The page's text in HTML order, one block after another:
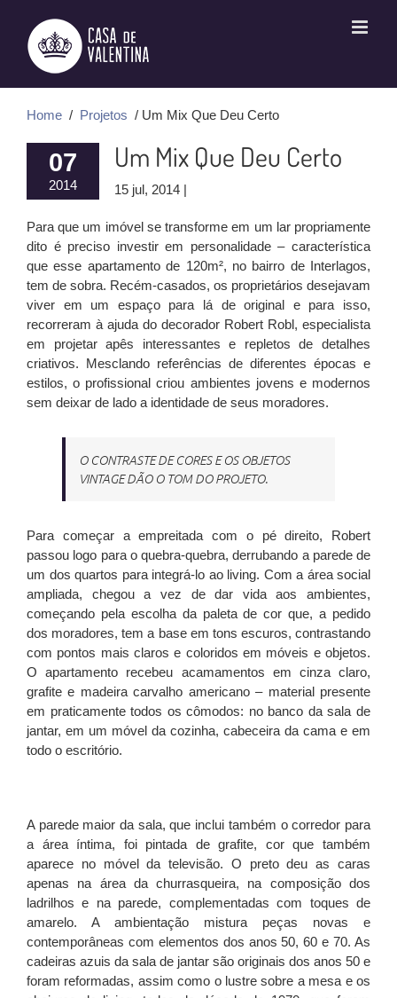
conteúdo
Home / Projetos / Um Mix Que Deu Certo
07
2014
Um Mix Que Deu Certo
15 jul, 2014 |
Para que um imóvel se transforme em um lar propriamente
dito é preciso investir em personalidade – característica
que esse apartamento de 120m², no bairro de Interlagos,
tem de sobra. Recém-casados, os proprietários desejavam
viver em um espaço para lá de original e para isso,
recorreram à ajuda do decorador Robert Robl, especialista
em projetar apês interessantes e repletos de detalhes
criativos. Mesclando referências de diferentes épocas e
estilos, o profissional criou ambientes jovens e modernos
sem deixar de lado a identidade de seus moradores.
O CONTRASTE DE CORES E OS OBJETOS
VINTAGE DÃO O TOM DO PROJETO.
Para começar a empreitada com o pé direito, Robert
passou logo para o quebra-quebra, derrubando a parede de
um dos quartos para integrá-lo ao living. Com a área social
ampliada, chegou a vez de dar vida aos ambientes,
começando pela escolha da paleta de cor que, a pedido
dos moradores, tem a base em tons escuros, contrastando
com pontos mais claros e coloridos em móveis e objetos.
O apartamento recebeu acamamentos em cinza claro,
grafite e madeira carvalho americano – material presente
em praticamente todos os cômodos: no banco da sala de
jantar, em um móvel da cozinha, cabeceira da cama e em
todo o escritório.
A parede maior da sala, que inclui também o corredor para
a área íntima, foi pintada de grafite, cor que também
aparece no móvel da televisão. O preto deu as caras
apenas na área da churrasqueira, na composição dos
ladrilhos e na parede, complementadas com toques de
amarelo. A ambientação mistura peças novas e
contemporâneas com elementos dos anos 50, 60 e 70. As
cadeiras azuis da sala de jantar são originais dos anos 50 e
foram reformadas, assim como o lustre sobre a mesa e os